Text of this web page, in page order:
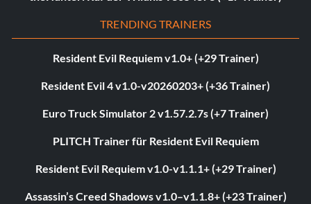
TRENDING TRAINERS
Resident Evil Requiem v1.0+ (+29 Trainer)
Resident Evil 4 v1.0-v20260203+ (+36 Trainer)
Euro Truck Simulator 2 v1.57.2.7s (+7 Trainer)
PLITCH Trainer für Resident Evil Requiem
Resident Evil Requiem v1.0-v1.1.1+ (+29 Trainer)
Assassin’s Creed Shadows v1.0–v1.1.8+ (+23 Trainer)